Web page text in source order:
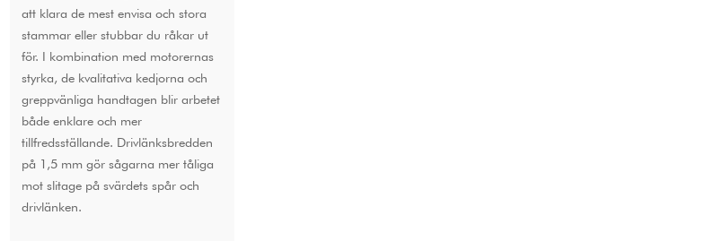
att klara de mest envisa och stora
stammar eller stubbar du råkar ut
för. I kombination med motorernas
styrka, de kvalitativa kedjorna och
greppvänliga handtagen blir arbetet
både enklare och mer
tillfredsställande. Drivlänksbredden
på 1,5 mm gör sågarna mer tåliga
mot slitage på svärdets spår och
drivlänken.